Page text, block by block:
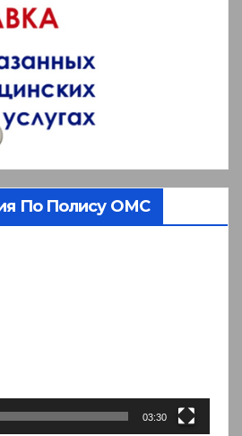
По Полису ОМС
03:30